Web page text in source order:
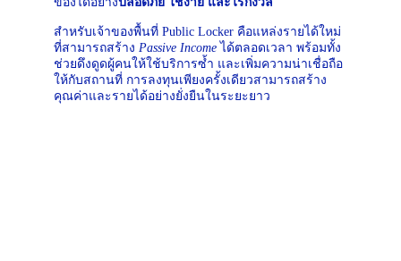
สำหรับเจ้าของพื้นที่ Public Locker คือแหล่งรายได้ใหม่
ที่สามารถสร้าง Passive Income ได้ตลอดเวลา พร้อมทั้ง
ช่วยดึงดูดผู้คนให้ใช้บริการซ้ำ และเพิ่มความน่าเชื่อถือ
ให้กับสถานที่ การลงทุนเพียงครั้งเดียวสามารถสร้าง
คุณค่าและรายได้อย่างยั่งยืนในระยะยาว